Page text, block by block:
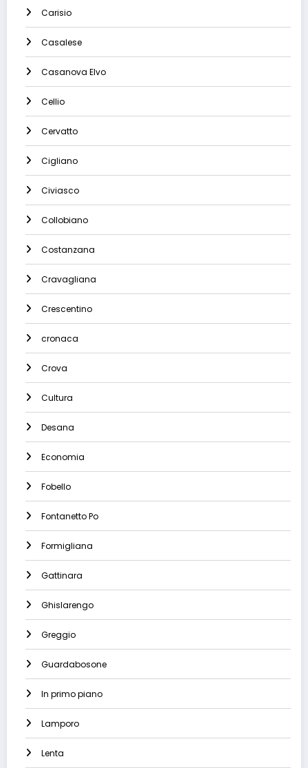
Carisio
Casalese
Casanova Elvo
Cellio
Cervatto
Cigliano
Civiasco
Collobiano
Costanzana
Cravagliana
Crescentino
cronaca
Crova
Cultura
Desana
Economia
Fobello
Fontanetto Po
Formigliana
Gattinara
Ghislarengo
Greggio
Guardabosone
In primo piano
Lamporo
Lenta